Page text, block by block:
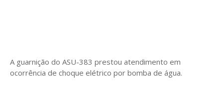
A guarnição do ASU-383 prestou atendimento em
ocorrência de choque elétrico por bomba de água.